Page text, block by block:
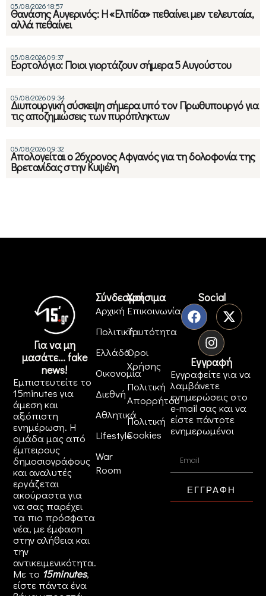
05/08/2026 18:57
Θανάσης Αυγερινός: Η «Ελπίδα» πεθαίνει μεν τελευταία,
αλλά πεθαίνει
05/08/2026 09:37
Εορτολόγιο: Ποιοι γιορτάζουν σήμερα 5 Αυγούστου
05/08/2026 09:34
Διυπουργική σύσκεψη σήμερα υπό τον Πρωθυπουργό για
τις αποζημιώσεις των πυρόπληκτων
05/08/2026 09:32
Απολογείται ο 26χρονος Αφγανός για τη δολοφονία της
Βρετανίδας στην Κυψέλη
Για να μη
μασάτε... fake
news!
Εμπιστευτείτε το
15minutes για
άμεση και
αξιόπιστη
ενημέρωση. Η
ομάδα μας από
έμπειρους
δημοσιογράφους
και αναλυτές
εργάζεται
ακούραστα για
να σας παρέχει
τα πιο πρόσφατα
νέα, με έμφαση
στην αλήθεια και
την
αντικειμενικότητα.
Με το 15minutes,
είστε πάντα ένα
Σύνδεσμοι
Αρχική
Πολιτική
Ελλάδα
Οικονομία
Διεθνή
Αθλητικά
Lifestyle
War
Room
Χρήσιμα
Επικοινωνία
Ταυτότητα
Όροι
Χρήσης
Πολιτική
Απορρήτου
Πολιτική
Cookies
Social
Εγγραφή
Εγγραφείτε για να
λαμβάνετε
ενημερώσεις στο
e-mail σας και να
είστε πάντοτε
ενημερωμένοι
ΕΓΓΡΑΦΗ